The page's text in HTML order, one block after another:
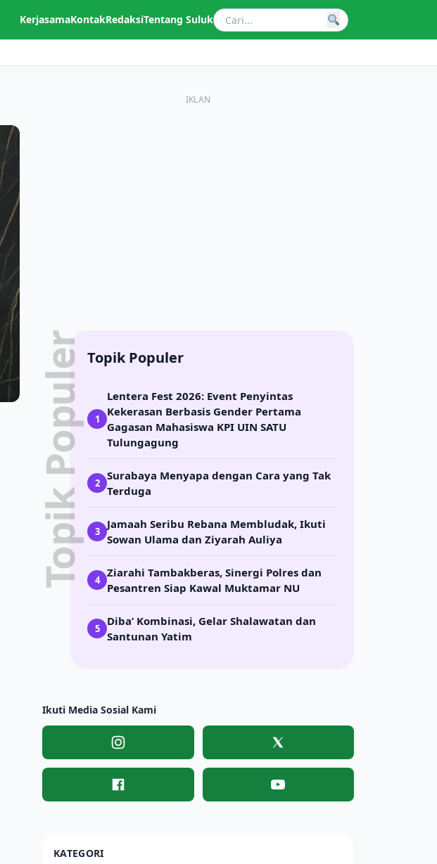
KerjasamaKontakRedaksiTentang Suluk
IKLAN
Topik PopulerTopik Populer
1
Lentera Fest 2026: Event Penyintas
Kekerasan Berbasis Gender Pertama
Gagasan Mahasiswa KPI UIN SATU
Tulungagung
2
Surabaya Menyapa dengan Cara yang Tak
Terduga
3
Jamaah Seribu Rebana Membludak, Ikuti
Sowan Ulama dan Ziyarah Auliya
4
Ziarahi Tambakberas, Sinergi Polres dan
Pesantren Siap Kawal Muktamar NU
5
Diba’ Kombinasi, Gelar Shalawatan dan
Santunan Yatim
Ikuti Media Sosial Kami
Instagram X
Facebook YouTube
KATEGORI